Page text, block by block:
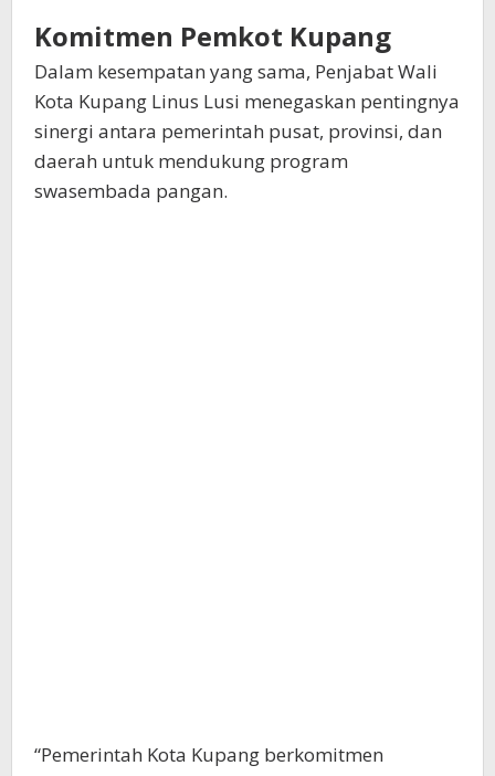
Komitmen Pemkot Kupang
Dalam kesempatan yang sama, Penjabat Wali
Kota Kupang Linus Lusi menegaskan pentingnya
sinergi antara pemerintah pusat, provinsi, dan
daerah untuk mendukung program
swasembada pangan.
“Pemerintah Kota Kupang berkomitmen